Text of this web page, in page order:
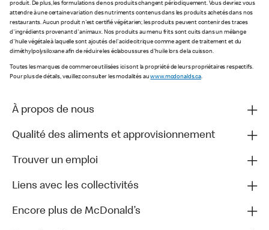
produit. De plus, les formulations de nos produits changent périodiquement. Vous devriez vous
attendre à une certaine variation des nutriments contenus dans les produits achetés dans nos
restaurants. Aucun produit n'est certifié végétarien; les produits peuvent contenir des traces
d'ingrédients provenant d'animaux. Nos produits au menu frits sont cuits dans un mélange
d'huile végétale à laquelle sont ajoutés de l'acide citrique comme agent de traitement et du
diméthylpolysiloxane afin de réduire les éclaboussures d'huile lors de la cuisson.
Toutes les marques de commerce utilisées ici sont la propriété de leurs propriétaires respectifs.
Pour plus de détails, veuillez consulter les modalités auwww.mcdonalds.ca.
À propos de nous
Qualité des aliments et approvisionnement
Trouver un emploi
Liens avec les collectivités
Encore plus de McDonald’s